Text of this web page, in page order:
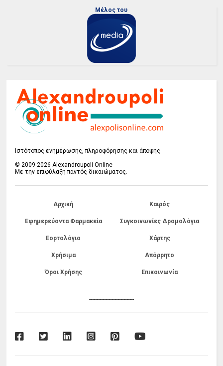
Μέλος του
Ιστότοπος ενημέρωσης, πληροφόρησης και άποψης
© 2009-2026 Alexandroupoli Online
Με την επιφύλαξη παντός δικαιώματος.
Αρχική Καιρός
Εφημερεύοντα Φαρμακεία Συγκοινωνίες Δρομολόγια
Εορτολόγιο Χάρτης
Χρήσιμα Απόρρητο
Όροι Χρήσης Επικοινωνία
------------------------------